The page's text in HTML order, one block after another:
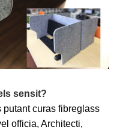
sensit?
curas fibreglass
officia, Architecti,